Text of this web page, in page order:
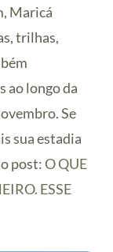
Maricá
trilhas,
ao longo da
Se
sua estadia
post:O QUE
ESSE